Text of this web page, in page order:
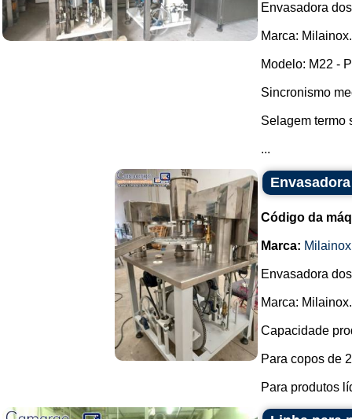
Envasadora
Marca: Milainox.
Modelo: M22 -
Sincronismo
Selagem termo
...
Código da
Marca: Milainox
Envasadora
Marca: Milainox.
Capacidade
Para copos de
Para produtos